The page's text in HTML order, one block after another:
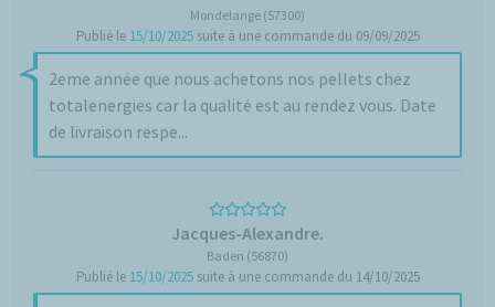
Mondelange (57300)
Publié le 15/10/2025suite à une commande du 09/09/2025
2eme année que nous achetons nos pellets chez
totalenergies car la qualité est au rendez vous. Date
de livraison respe...
Jacques-Alexandre.
Baden (56870)
Publié le 15/10/2025suite à une commande du 14/10/2025